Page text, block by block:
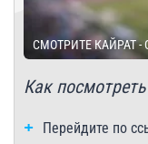
СМОТРИТЕ КАЙРАТ
Как посмотреть
Перейдите по